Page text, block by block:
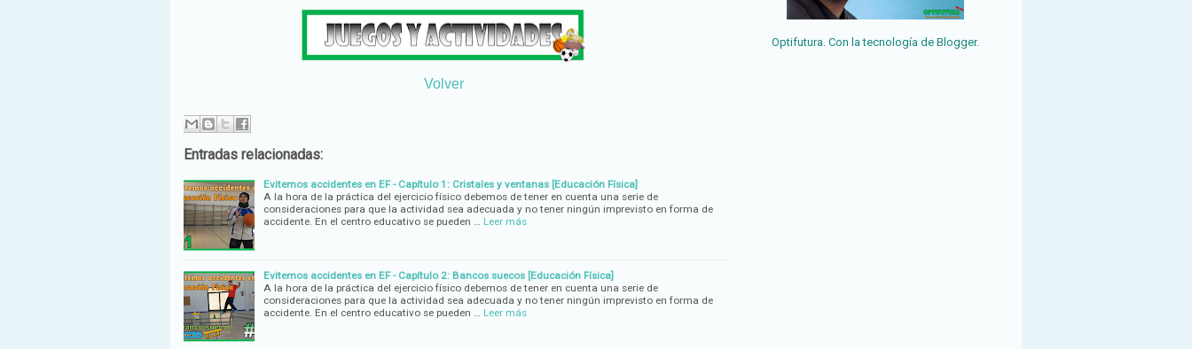
Volver
Entradas relacionadas:
Evitemos accidentes en EF - Capítulo 1: Cristales y ventanas [Educación Física]
A la hora de la práctica del ejercicio físico debemos de tener en cuenta una serie de
consideraciones para que la actividad sea adecuada y no tener ningún imprevisto en forma de
accidente. En el centro educativo se pueden …
Leer más
Evitemos accidentes en EF - Capítulo 2: Bancos suecos [Educación Física]
A la hora de la práctica del ejercicio físico debemos de tener en cuenta una serie de
consideraciones para que la actividad sea adecuada y no tener ningún imprevisto en forma de
accidente. En el centro educativo se pueden …
Leer más
Optifutura. Con la tecnología de Blogger.